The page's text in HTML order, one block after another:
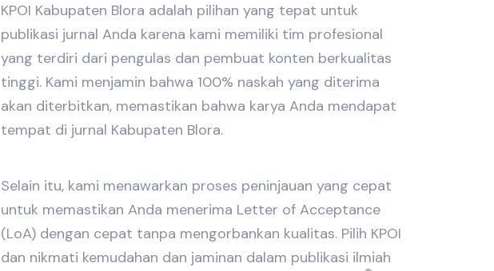
KPOI Kabupaten Blora adalah pilihan yang tepat untuk
publikasi jurnal Anda karena kami memiliki tim profesional
yang terdiri dari pengulas dan pembuat konten berkualitas
tinggi. Kami menjamin bahwa 100% naskah yang diterima
akan diterbitkan, memastikan bahwa karya Anda mendapat
tempat di jurnal Kabupaten Blora.
Selain itu, kami menawarkan proses peninjauan yang cepat
untuk memastikan Anda menerima Letter of Acceptance
(LoA) dengan cepat tanpa mengorbankan kualitas. Pilih KPOI
dan nikmati kemudahan dan jaminan dalam publikasi ilmiah